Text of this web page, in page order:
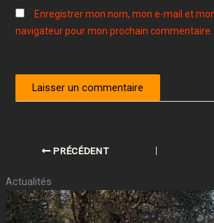
Enregistrer mon nom, mon e-mail et
navigateur pour mon prochain commentaire.
PRÉCÉDENT
Actualités